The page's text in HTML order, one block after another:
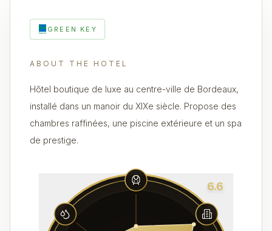
GREEN KEY
ABOUT THE HOTEL
Hôtel boutique de luxe au centre-ville de Bordeaux,
installé dans un manoir du XIXe siècle. Propose des
chambres raffinées, une piscine extérieure et un spa
de prestige.
6.6